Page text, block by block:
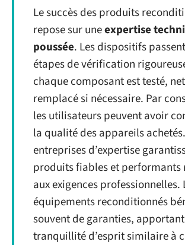
Le succès des produits
repose sur uneexpertise
poussée. Les dispositifs
étapes de vérification
chaque composant est testé,
remplacé si nécessaire. Par
les utilisateurs peuvent avoir
la qualité des appareils
entreprises d’expertise
produits fiables et performants
aux exigences professionnelles.
équipements reconditionnés
souvent de garanties,
tranquillité d’esprit similaire à